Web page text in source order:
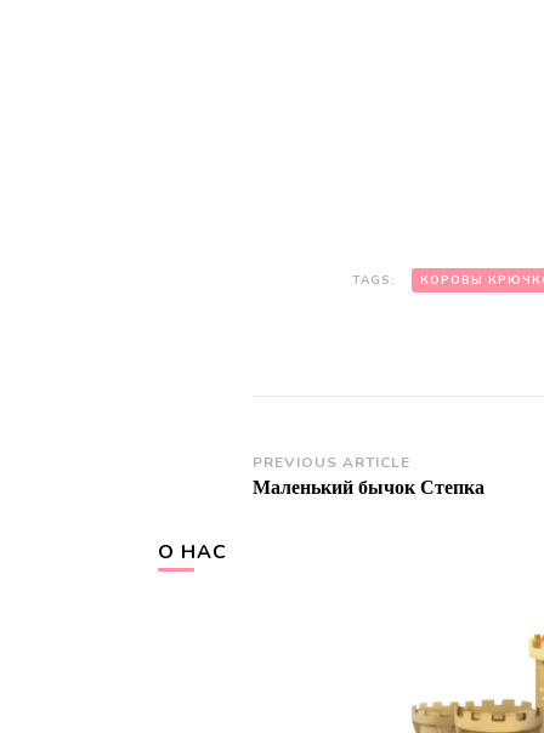
TAGS: КОРОВЫ
Post
Navigation
PREVIOUS ARTICLE
Маленький бычок Степка
О НАС